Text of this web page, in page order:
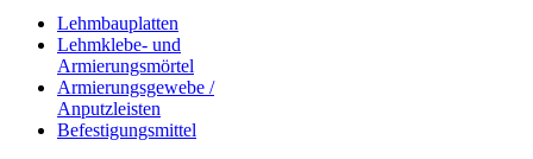
Lehmbauplatten
Lehmklebe- und
Armierungsmörtel
Armierungsgewebe /
Anputzleisten
Befestigungsmittel